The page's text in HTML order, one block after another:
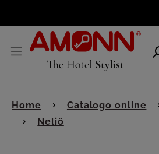
Home Catalogo online
Neliö